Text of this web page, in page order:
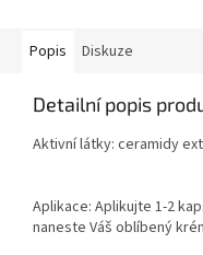
Popis Diskuze
Detailní popis
Aktivní látky: ceramidy
Aplikace: Aplikujte 1-2
naneste Váš oblíbený